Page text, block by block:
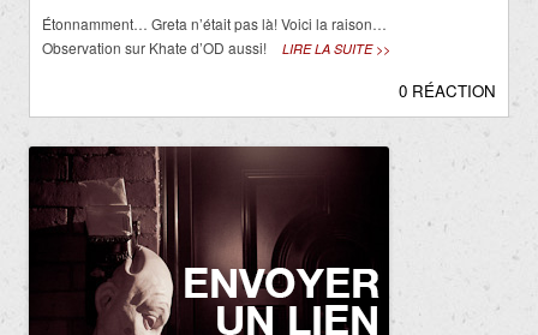
Étonnamment… Greta n’était pas là! Voici la raison…
Observation sur Khate d’OD aussi!
LIRE LA SUITE >>
0 RÉACTION